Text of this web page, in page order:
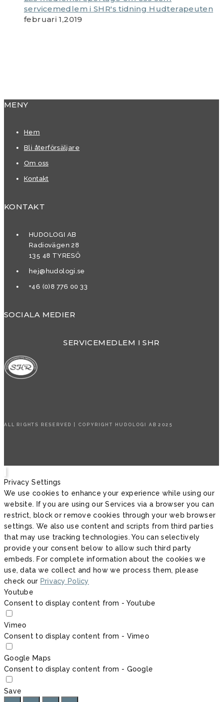
servicemedlem i SHR's tidning Hudterapeuten
februari 1,2019
MENY
Hem
Bli återförsäljare
Om oss
Kontakt
KONTAKT
HUDOLOGI AB
Radiovägen 28
135 48 TYRESÖ
hej@hudologi.se
+46 (0)8 776 00 33
SOCIALA MEDIER
SERVICEMEDLEM I SHR
ALL RIGHTS RESERVED | COPYRIGHT HUDOLOGI AB 2025
Privacy Settings
We use cookies to enhance your experience while using our
website. If you are using our Services via a browser you can
restrict, block or remove cookies through your web browser
settings. We also use content and scripts from third parties
that may use tracking technologies. You can selectively
provide your consent below to allow such third party
embeds. For complete information about the cookies we
use, data we collect and how we process them, please
check our Privacy Policy
Youtube
Consent to display content from - Youtube
Vimeo
Consent to display content from - Vimeo
Google Maps
Consent to display content from - Google
Save